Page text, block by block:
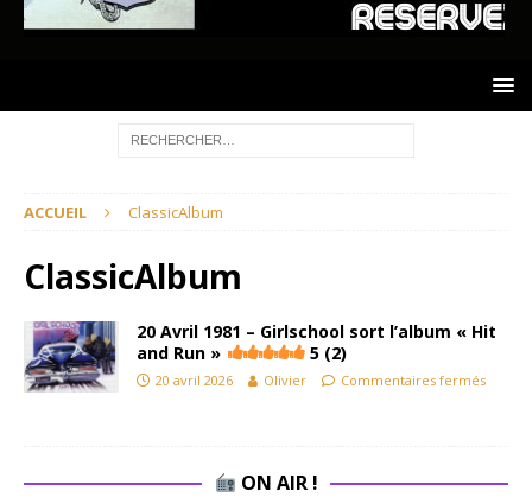
ACCUEIL ClassicAlbum
ClassicAlbum
20 Avril 1981 – Girlschool sort l’album « Hit
and Run »
5 (2)
20 avril 2026 Olivier Commentaires fermés
ON AIR !